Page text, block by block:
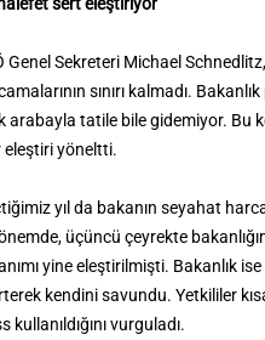
Genel Sekreteri Michael
sınırı kalmadı.
arabayla tatile bile gidemiyor. Bu
eleştiri yöneltti.
yıl da bakanın seyahat
üçüncü çeyrekte
yine eleştirilmişti. Bakanlık
kendini savundu. Yetkililer
kullanıldığını vurguladı.